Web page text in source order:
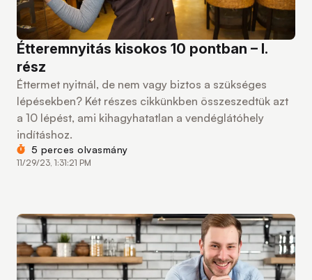
Étteremnyitás kisokos 10 pontban – I.
rész
Éttermet nyitnál, de nem vagy biztos a szükséges
lépésekben? Két részes cikkünkben összeszedtük azt
a 10 lépést, ami kihagyhatatlan a vendéglátóhely
indításhoz.
5 perces olvasmány
11/29/23, 1:31:21 PM